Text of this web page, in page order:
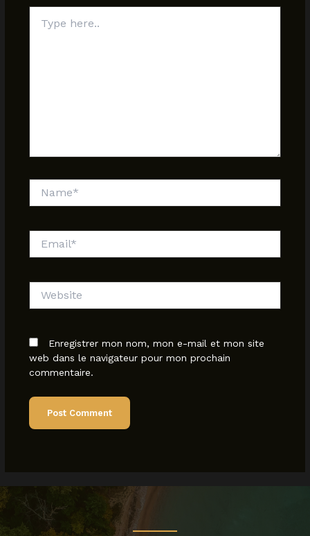
here..
Enregistrer mon nom, mon e-mail et mon site
web dans le navigateur pour mon prochain
commentaire.